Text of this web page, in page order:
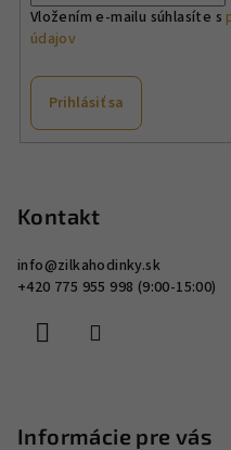
Vložením e-mailu súhlasíte s
údajov
Prihlásiť sa
Kontakt
info@zilkahodinky.sk
+420 775 955 998 (9:00-15:00)
Informácie pre vás